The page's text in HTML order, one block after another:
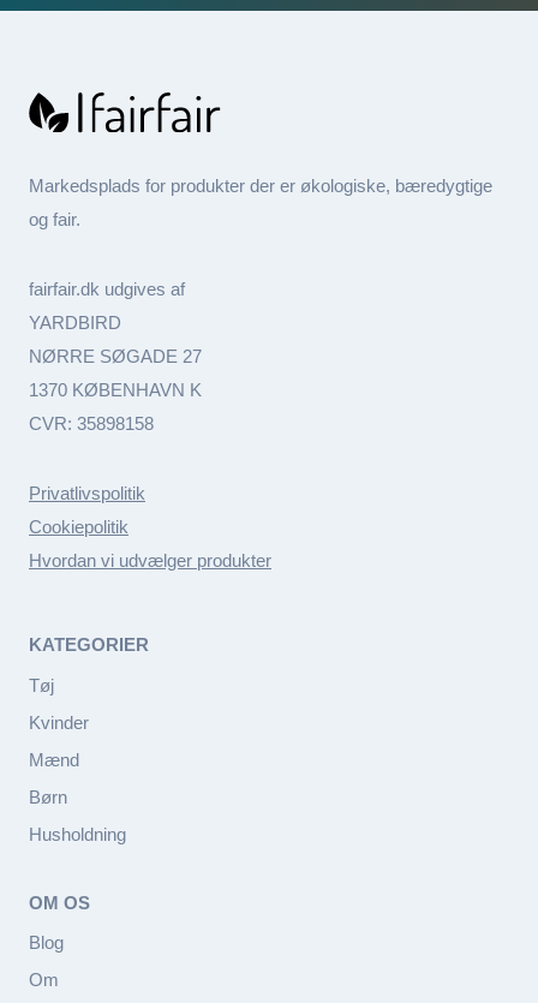
Markedsplads for produkter der er økologiske, bæredygtige
og fair.
fairfair.dk udgives af
YARDBIRD
NØRRE SØGADE 27
1370 KØBENHAVN K
CVR: 35898158
Privatlivspolitik
Cookiepolitik
Hvordan vi udvælger produkter
KATEGORIER
Tøj
Kvinder
Mænd
Børn
Husholdning
OM OS
Blog
Om